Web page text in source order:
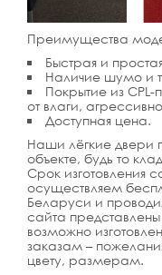
Преимущества
Быстрая и
Наличие шумо и
Покрытие из
от влаги,
Доступная цена.
Наши лёгкие двери
объекте, будь то
Срок изготовления
осуществляем
Беларуси и
сайта
возможно
заказам –
цвету, размерам.